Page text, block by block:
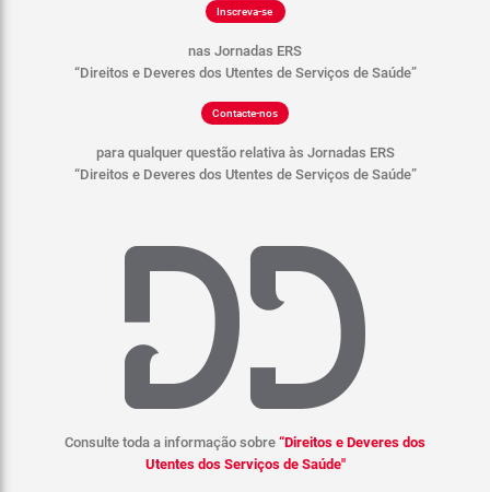
Inscreva-se
nas Jornadas ERS
“Direitos e Deveres dos Utentes de Serviços de Saúde”
Contacte-nos
para qualquer questão relativa às Jornadas ERS
“Direitos e Deveres dos Utentes de Serviços de Saúde”
Consulte toda a informação sobre “Direitos e Deveres dos
Utentes dos Serviços de Saúde"